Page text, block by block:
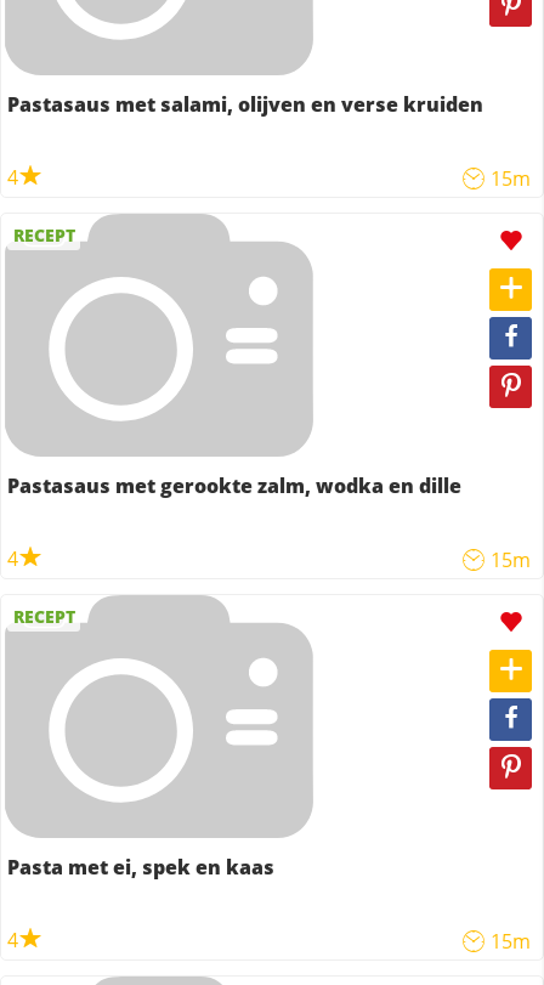
Pastasaus met salami, olijven en verse kruiden
4 15m
RECEPT
Pastasaus met gerookte zalm, wodka en dille
4 15m
RECEPT
Pasta met ei, spek en kaas
4 15m